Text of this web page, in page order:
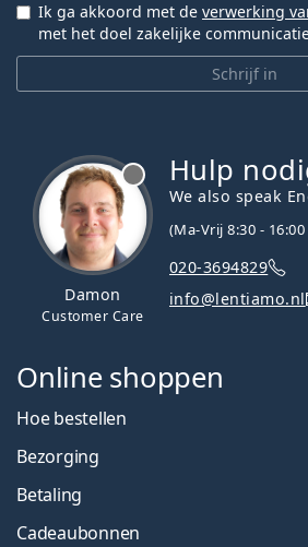
Schrijf in
Ik ga akkoord met de verwerking
met het doel zakelijke
Damon
Customer Care
Hulp
We also speak
(Ma-Vrij 8:30 -
020-3694829
info@lentiamo.nl
Online shoppen
Hoe bestellen
Bezorging
Betaling
Cadeaubonnen